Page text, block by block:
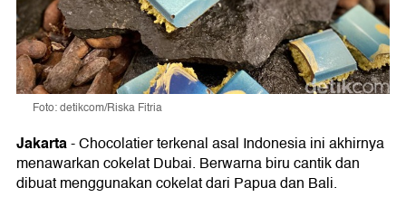
Foto: detikcom/Riska Fitria
Jakarta-Chocolatier terkenal asal Indonesia ini akhirnya
menawarkan cokelat Dubai. Berwarna biru cantik dan
dibuat menggunakan cokelat dari Papua dan Bali.